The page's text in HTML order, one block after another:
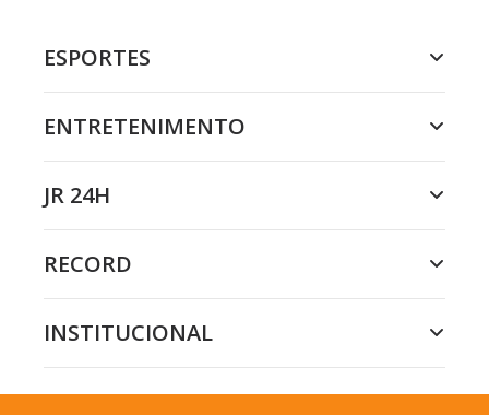
ESPORTES
ENTRETENIMENTO
JR 24H
RECORD
INSTITUCIONAL